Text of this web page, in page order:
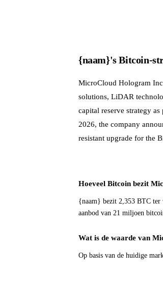
{naam}'s Bitcoin-
MicroCloud Hologram
solutions, LiDAR
capital reserve strategy
2026, the company
resistant upgrade for the
Hoeveel Bitcoin bezit
{naam} bezit 2,353 BTC ter
aanbod van 21 miljoen
Wat is de waarde van
Op basis van de huidige